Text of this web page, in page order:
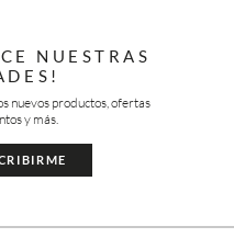
NUESTRAS
nuevos productos, ofertas
y más.